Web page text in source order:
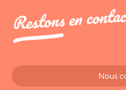
Restons en
Nous